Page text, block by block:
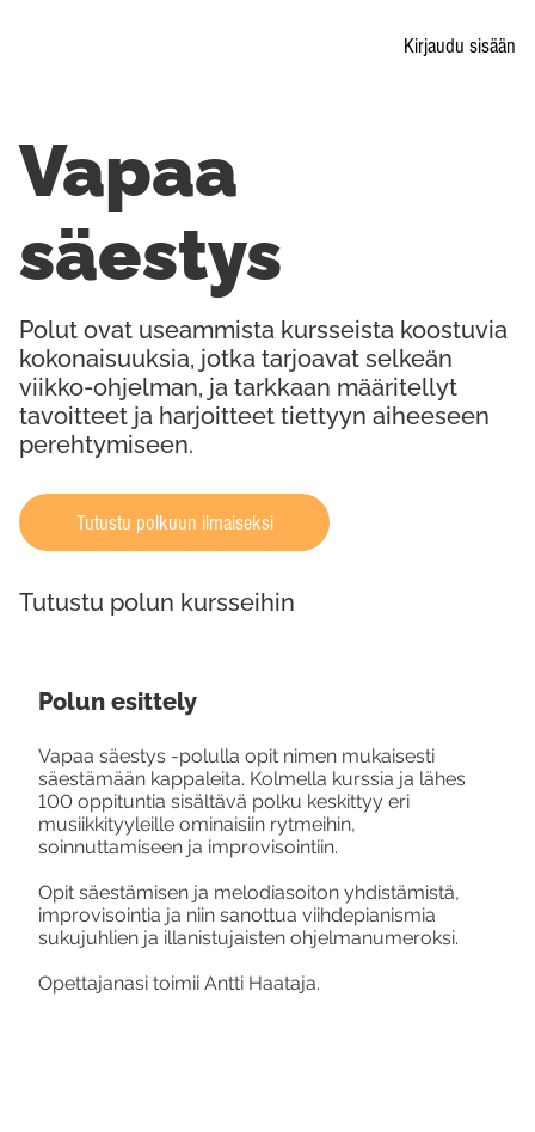
Kirjaudu sisään
Vapaa
säestys
Polut ovat useammista kursseista koostuvia
kokonaisuuksia, jotka tarjoavat selkeän
viikko-ohjelman, ja tarkkaan määritellyt
tavoitteet ja harjoitteet tiettyyn aiheeseen
perehtymiseen.
Tutustu polkuun ilmaiseksi
Tutustu polun kursseihin
Polun esittely
Vapaa säestys -polulla opit nimen mukaisesti
säestämään kappaleita. Kolmella kurssia ja lähes
100 oppituntia sisältävä polku keskittyy eri
musiikkityyleille ominaisiin rytmeihin,
soinnuttamiseen ja improvisointiin.
Opit säestämisen ja melodiasoiton yhdistämistä,
improvisointia ja niin sanottua viihdepianismia
sukujuhlien ja illanistujaisten ohjelmanumeroksi.
Opettajanasi toimii Antti Haataja.